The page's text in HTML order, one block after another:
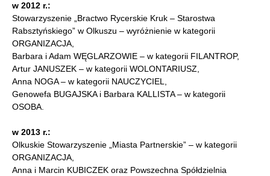
w 2012 r.:
Stowarzyszenie „Bractwo Rycerskie Kruk – Starostwa
Rabsztyńskiego” w Olkuszu – wyróżnienie w kategorii
ORGANIZACJA,
Barbara i Adam WĘGLARZOWIE – w kategorii FILANTROP,
Artur JANUSZEK – w kategorii WOLONTARIUSZ,
Anna NOGA – w kategorii NAUCZYCIEL,
Genowefa BUGAJSKA i Barbara KALLISTA – w kategorii
OSOBA.
w 2013 r.:
Olkuskie Stowarzyszenie „Miasta Partnerskie” – w kategorii
ORGANIZACJA,
Anna i Marcin KUBICZEK oraz Powszechna Spółdzielnia